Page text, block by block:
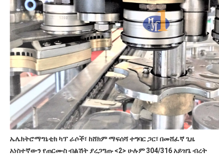
ኤሌክትሮማግኔቲክ ካፕ ራሶች፣ ከሸክም ማፍሰሻ ተግባር ጋር፣ በመሸፈኛ ጊዜ
አነስተኛውን የጠርሙስ ብልሽት ያረጋግጡ <2> ሁሉም 304/316 አይዝጌ ብረት